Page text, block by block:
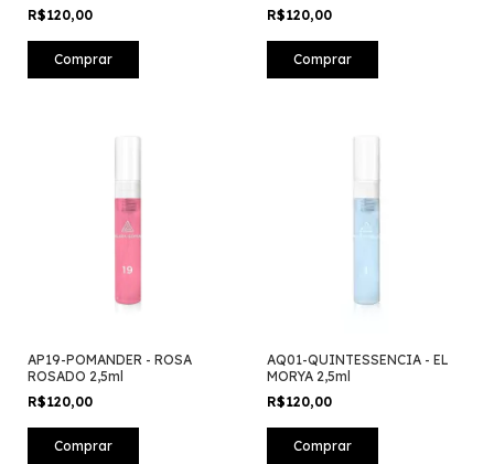
R$120,00
R$120,00
AP19-POMANDER - ROSA
ROSADO 2,5ml
R$120,00
AQ01-QUINTESSENCIA - EL
MORYA 2,5ml
R$120,00